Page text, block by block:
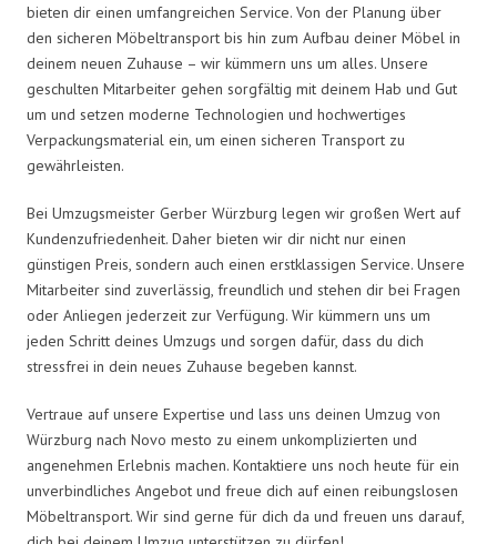
bieten dir einen umfangreichen Service. Von der Planung über
den sicheren Möbeltransport bis hin zum Aufbau deiner Möbel in
deinem neuen Zuhause – wir kümmern uns um alles. Unsere
geschulten Mitarbeiter gehen sorgfältig mit deinem Hab und Gut
um und setzen moderne Technologien und hochwertiges
Verpackungsmaterial ein, um einen sicheren Transport zu
gewährleisten.
Bei Umzugsmeister Gerber Würzburg legen wir großen Wert auf
Kundenzufriedenheit. Daher bieten wir dir nicht nur einen
günstigen Preis, sondern auch einen erstklassigen Service. Unsere
Mitarbeiter sind zuverlässig, freundlich und stehen dir bei Fragen
oder Anliegen jederzeit zur Verfügung. Wir kümmern uns um
jeden Schritt deines Umzugs und sorgen dafür, dass du dich
stressfrei in dein neues Zuhause begeben kannst.
Vertraue auf unsere Expertise und lass uns deinen Umzug von
Würzburg nach Novo mesto zu einem unkomplizierten und
angenehmen Erlebnis machen. Kontaktiere uns noch heute für ein
unverbindliches Angebot und freue dich auf einen reibungslosen
Möbeltransport. Wir sind gerne für dich da und freuen uns darauf,